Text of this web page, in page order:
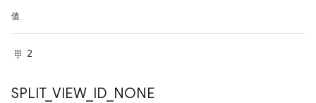
值
2
SPLIT_ VIEW_ ID NONE